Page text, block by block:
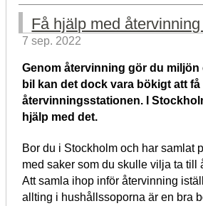
Få hjälp med
7 sep. 2022
Genom återvinning gör du miljön
bil kan det dock vara bökigt att
återvinningsstationen. I
hjälp med det.
Bor du i Stockholm och har samlat
med saker som du skulle vilja ta till
Att samla ihop inför återvinning
allting i hushållssoporna är en bra